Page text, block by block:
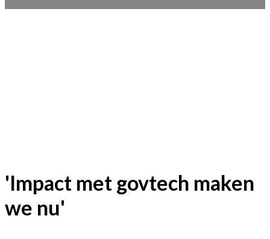
'Impact met govtech maken
we nu'